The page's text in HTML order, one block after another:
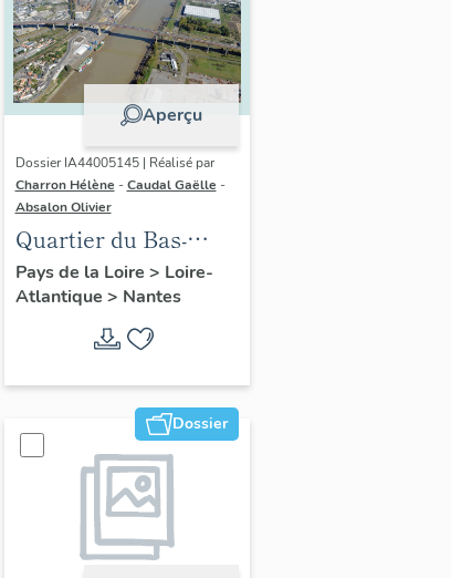
Aperçu
Dossier IA44005145 | Réalisé par
Charron Hélène -Caudal Gaëlle -
Absalon Olivier
Quartier du Bas-
Chantenay :
présentation de l'aire
Pays de la Loire > Loire-
Atlantique > Nantes
Dossier